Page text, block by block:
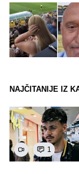
NAJČITANIJE IZ
1